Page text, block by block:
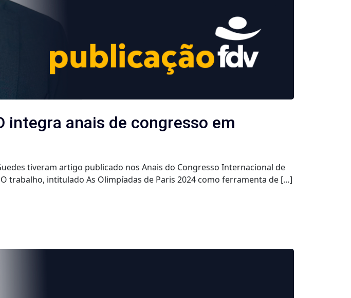
integra anais de congresso em
tiveram artigo publicado nos Anais do Congresso Internacional de
trabalho, intitulado As Olimpíadas de Paris 2024 como ferramenta de […]